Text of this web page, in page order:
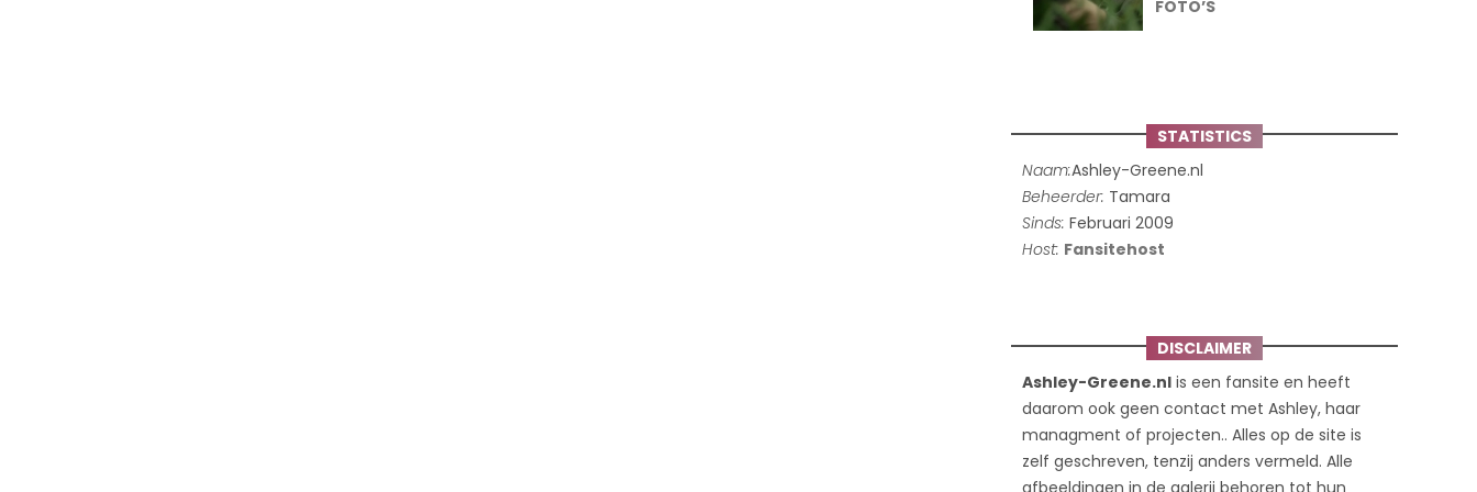
FOTO’S
STATISTICS
Naam:Ashley-Greene.nl
Beheerder: Tamara
Sinds: Februari 2009
Host: Fansitehost
DISCLAIMER
Ashley-Greene.nl is een fansite en heeft
daarom ook geen contact met Ashley, haar
managment of projecten.. Alles op de site is
zelf geschreven, tenzij anders vermeld. Alle
afbeeldingen in de galerij behoren tot hun